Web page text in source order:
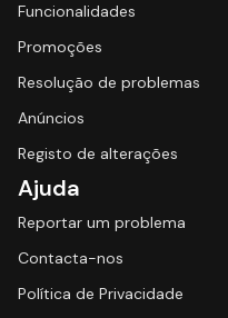
Funcionalidades
Promoções
Resolução de problemas
Anúncios
Registo de alterações
Ajuda
Reportar um problema
Contacta-nos
Política de Privacidade